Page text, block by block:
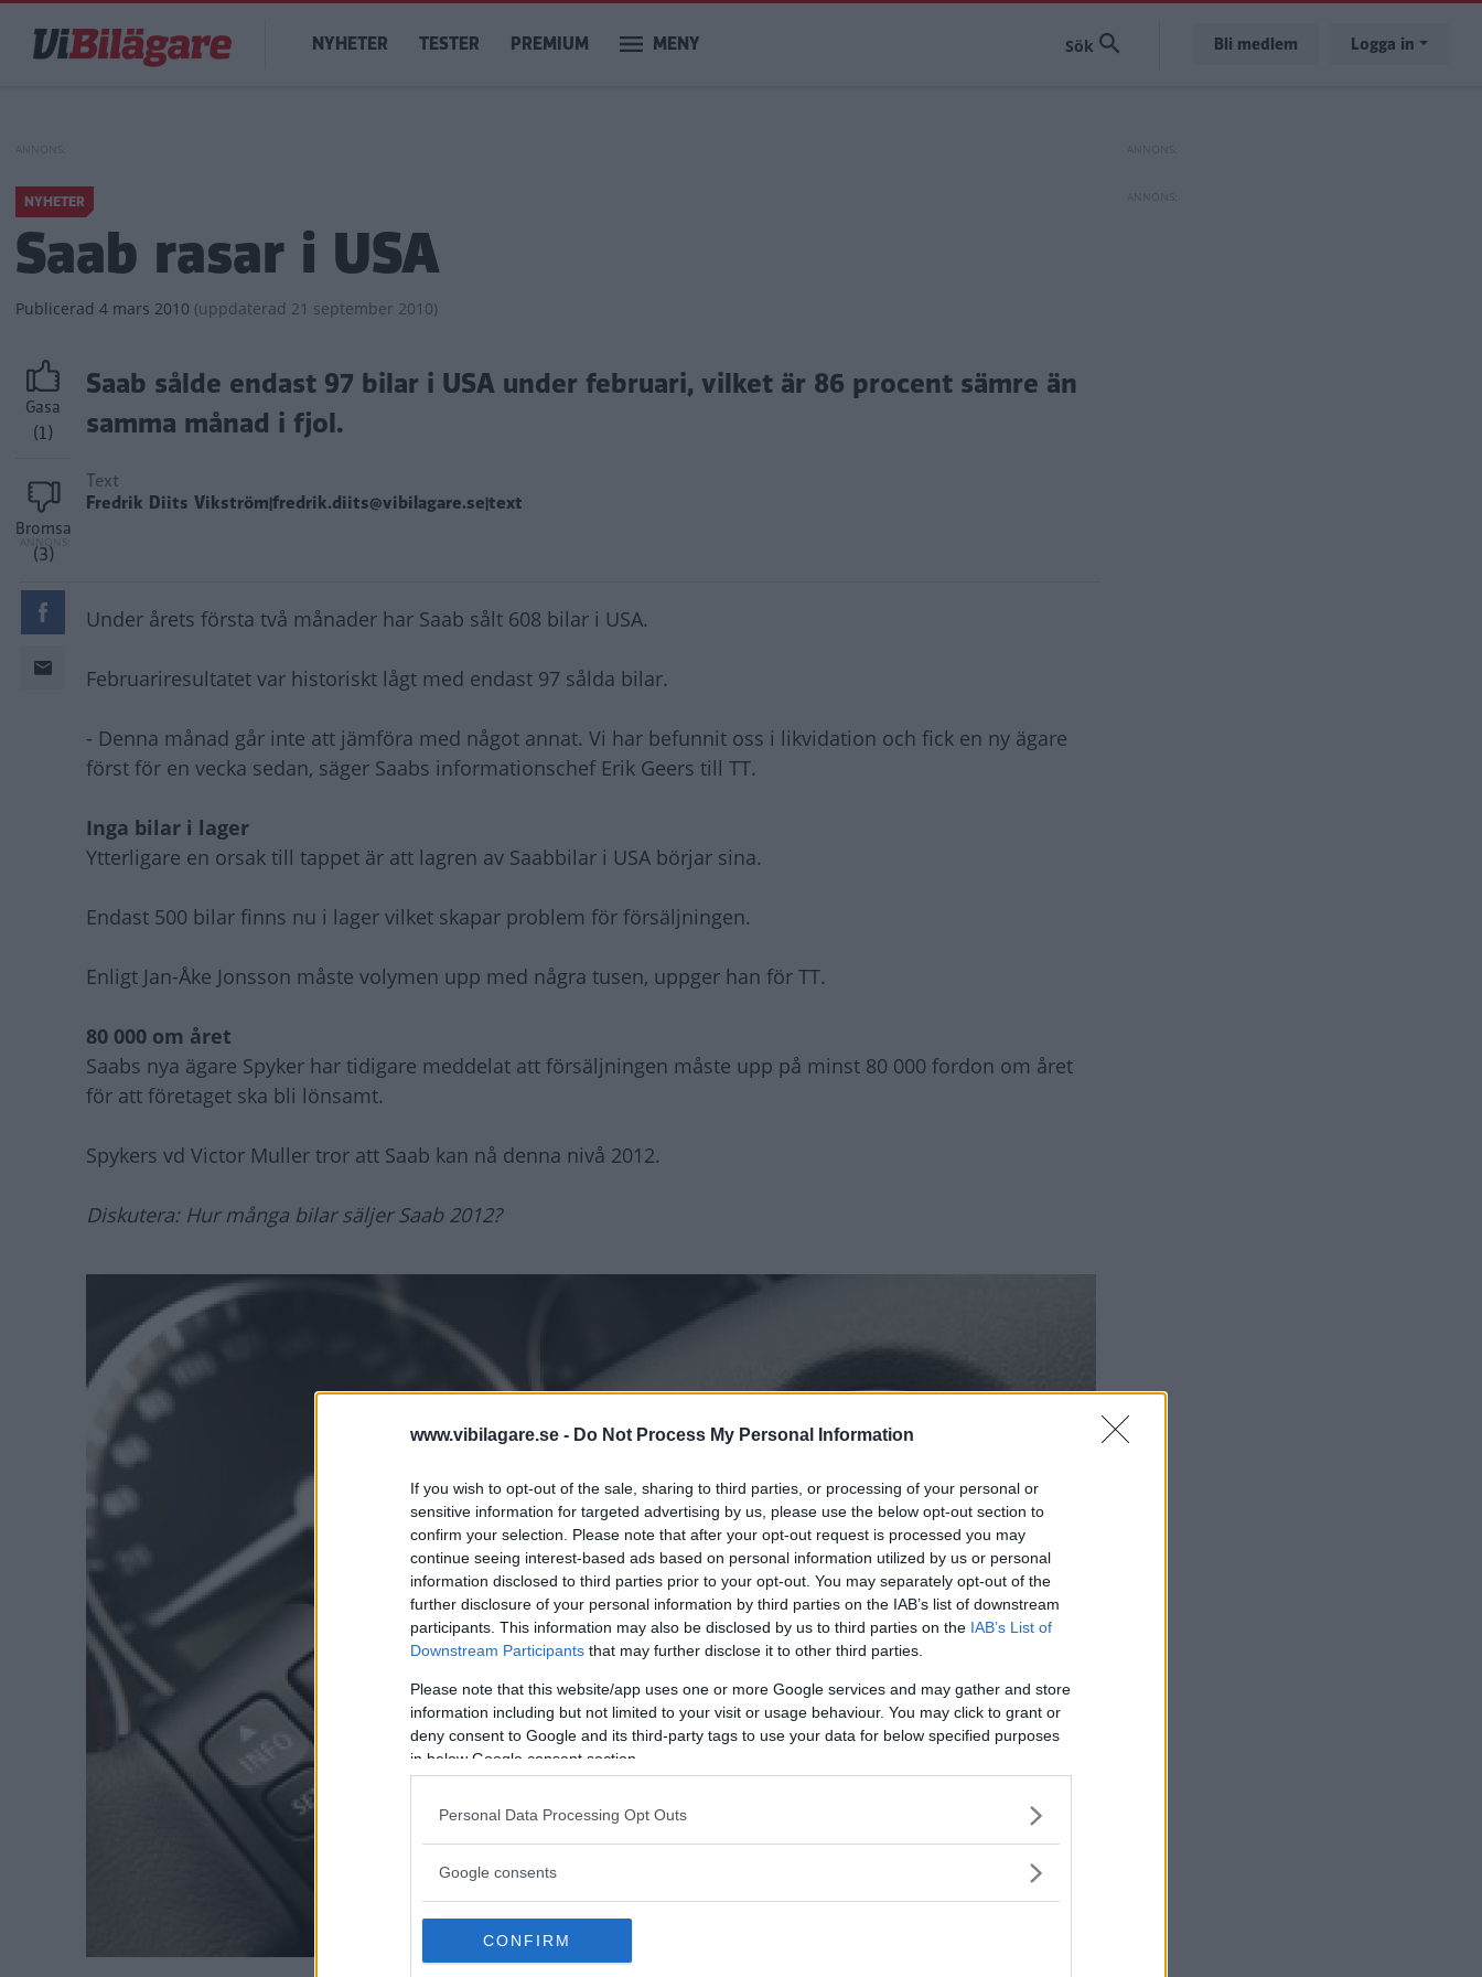
www.vibilagare.se - Do Not Process My Personal Information
If you wish to opt-out of the sale, sharing to third parties, or processing of your personal or
sensitive information for targeted advertising by us, please use the below opt-out section to
confirm your selection. Please note that after your opt-out request is processed you may
continue seeing interest-based ads based on personal information utilized by us or personal
information disclosed to third parties prior to your opt-out. You may separately opt-out of the
further disclosure of your personal information by third parties on the IAB’s list of downstream
participants. This information may also be disclosed by us to third parties on the IAB’s List of
Downstream Participants that may further disclose it to other third parties.
Please note that this website/app uses one or more Google services and may gather and store
information including but not limited to your visit or usage behaviour. You may click to grant or
deny consent to Google and its third-party tags to use your data for below specified purposes
in below Google consent section.
Personal Data Processing Opt Outs
Google consents
CONFIRM
huvudinnehåll
Main
navigation
NYHETER TESTER PREMIUM MENY Bli medlem Logga in
NYHETER
Saab rasar i USA
Publicerad 4 mars 2010 (uppdaterad 21 september 2010)
Gasa
(1)
Bromsa
(3)
Saab sålde endast 97 bilar i USA under februari, vilket är 86 procent sämre än
samma månad i fjol.
Text
Fredrik Diits Vikström|fredrik.diits@vibilagare.se|text
Under årets första två månader har Saab sålt 608 bilar i USA.
Februariresultatet var historiskt lågt med endast 97 sålda bilar.
- Denna månad går inte att jämföra med något annat. Vi har befunnit oss i likvidation och fick en ny ägare
först för en vecka sedan, säger Saabs informationschef Erik Geers till TT.
Inga bilar i lager
Ytterligare en orsak till tappet är att lagren av Saabbilar i USA börjar sina.
Endast 500 bilar finns nu i lager vilket skapar problem för försäljningen.
Enligt Jan-Åke Jonsson måste volymen upp med några tusen, uppger han för TT.
80 000 om året
Saabs nya ägare Spyker har tidigare meddelat att försäljningen måste upp på minst 80 000 fordon om året
för att företaget ska bli lönsamt.
Spykers vd Victor Muller tror att Saab kan nå denna nivå 2012.
Diskutera: Hur många bilar säljer Saab 2012?